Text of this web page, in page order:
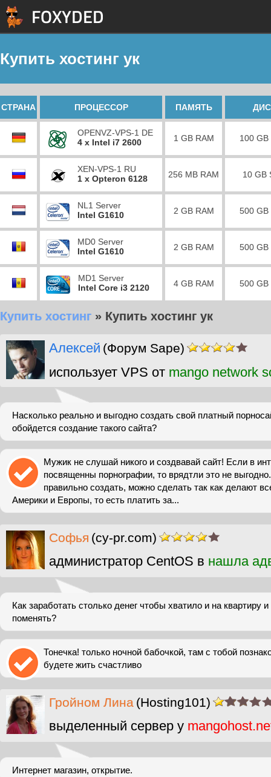
Купить хостинг ук
СТРАНА ПРОЦЕССОР ПАМЯТЬ
OPENVZ-VPS-1 DE
4 x Intel i7 2600
1 GB RAM 100 GB
XEN-VPS-1 RU
1 x Opteron 6128
256 MB RAM 10 GB
NL1 Server
Intel G1610
2 GB RAM 500 GB
MD0 Server
Intel G1610
2 GB RAM 500 GB
MD1 Server
Intel Core i3 2120
4 GB RAM 500 GB
Купить хостинг » Купить хостинг ук
Алексей (Форум Sape)
использует VPS от mango network
Насколько реально и выгодно создать свой платный
обойдется создание такого сайта?
Мужик не слушай никого и создвавай сайт! Если в
посвященны порнографии, то врядтли это не
правильно создать, можно сделать так как делают
Америки и Европы, то есть платить за...
Софья (cy-pr.com)
администратор CentOS в нашла
Как заработать столько денег чтобы хватило и на квартиру
поменять?
Тонечка! только ночной бабочкой, там с тобой
будете жить счастливо
Гройном Лина (Hosting101)
выделенный сервер у
Интернет магазин, открытие.